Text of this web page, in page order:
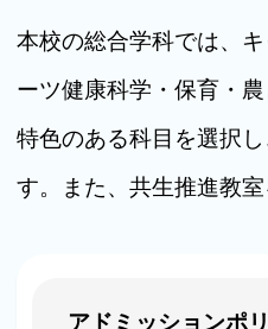
本校の総合学科では、
ーツ健康科学・保育・
特色のある科目を選択
す。また、共生推進教室
アドミッションポ